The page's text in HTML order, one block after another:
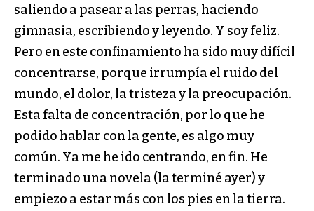
saliendo a pasear a las perras, haciendo
gimnasia, escribiendo y leyendo. Y soy feliz.
Pero en este confinamiento ha sido muy difícil
concentrarse, porque irrumpía el ruido del
mundo, el dolor, la tristeza y la preocupación.
Esta falta de concentración, por lo que he
podido hablar con la gente, es algo muy
común. Ya me he ido centrando, en fin. He
terminado una novela (la terminé ayer) y
empiezo a estar más con los pies en la tierra.